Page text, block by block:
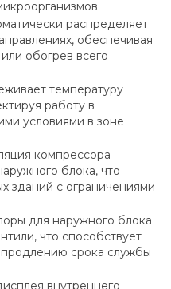
распределяет
обеспечивая
обогрев всего
температуру
работу в
условиями в зоне
компрессора
блока, что
зданий с ограничениями
для наружного блока
что способствует
срока службы